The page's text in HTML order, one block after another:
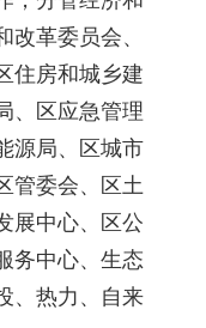
革委员会、
住房和城乡建
、区应急管理
源局、区城市
管委会、区土
展中心、区公
务中心、生态
、热力、自来